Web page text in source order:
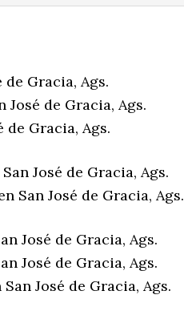
de Gracia, Ags.
José de Gracia, Ags.
de Gracia, Ags.
José de Gracia, Ags.
San José de Gracia, Ags.
José de Gracia, Ags.
José de Gracia, Ags.
José de Gracia, Ags.